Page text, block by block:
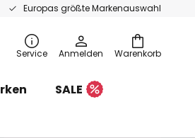
Europas größte Markenauswahl
Warenkorb
Service Anmelden
SALE